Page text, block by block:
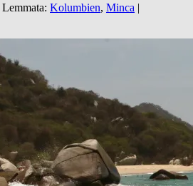
Lemmata: Kolumbien, Minca |